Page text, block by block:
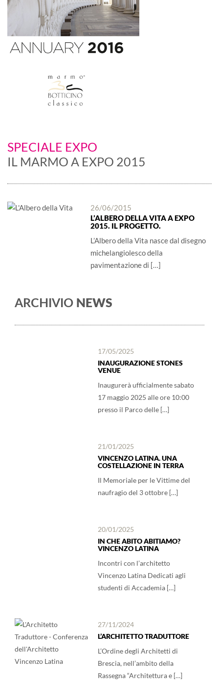
SPECIALE EXPO
IL MARMO A EXPO 2015
26/06/2015
L’ALBERO DELLA VITA A EXPO
2015. IL PROGETTO.
L’Albero della Vita nasce dal disegno
michelangiolesco della
pavimentazione di […]
ARCHIVIO NEWS
17/05/2025
INAUGURAZIONE STONES
VENUE
Inaugurerà ufficialmente sabato
17 maggio 2025 alle ore 10:00
presso il Parco delle […]
21/01/2025
VINCENZO LATINA. UNA
COSTELLAZIONE IN TERRA
Il Memoriale per le Vittime del
naufragio del 3 ottobre […]
20/01/2025
IN CHE ABITO ABITIAMO?
VINCENZO LATINA
Incontri con l’architetto
Vincenzo Latina Dedicati agli
studenti di Accademia […]
27/11/2024
L’ARCHITETTO TRADUTTORE
L’Ordine degli Architetti di
Brescia, nell’ambito della
Rassegna “Architettura e […]